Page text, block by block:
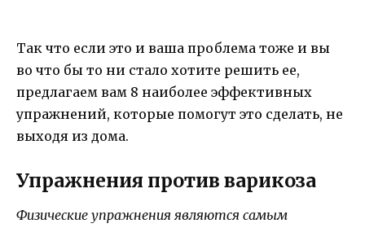
Так что если это и ваша проблема тоже и вы
во что бы то ни стало хотите решить ее,
предлагаем вам 8 наиболее эффективных
упражнений, которые помогут это сделать, не
выходя из дома.
Упражнения против варикоза
Физические упражнения являются самым